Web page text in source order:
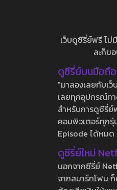
เว็บดูซีรี่ย์ฟรี ไ
ละก็ข
ดูซีรี่ย์บนมือถือ
"มาลองเลยกับเ
เลยทุกอุปกรณ์ทา
สำหรับการดูซีรี่ย์
คอมพิวเตอร์ทุกรุ่
Episode ได้หมด
ดูซีรี่ย์ใหม่
นอกจากซีรี่ย์
จากสมาร์ทโฟน